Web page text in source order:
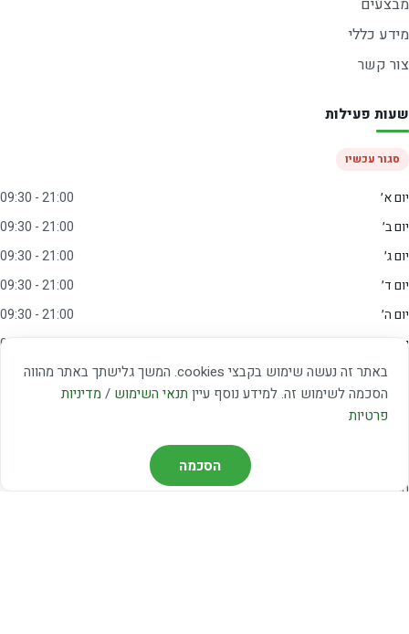
באתר זה נעשה שימוש בקבצי cookies. המשך גלישתך באתר מהווה
הסכמה לשימוש זה. למידע נוסף עיין תנאי השימוש / מדיניות
פרטיות
הסכמה
מבצעים
מידע כללי
צור קשר
שעות פעילות
סגור עכשיו
יום א׳
09:30 - 21:00
יום ב׳
09:30 - 21:00
יום ג׳
09:30 - 21:00
יום ד׳
09:30 - 21:00
יום ה׳
09:30 - 21:00
יום ו׳
09:00 - 15:00
שבת
20:00 - 23:00
מצאו אותנו
03-5367460